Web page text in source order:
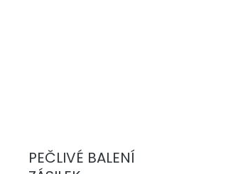
PEČLIVÉ BALENÍ